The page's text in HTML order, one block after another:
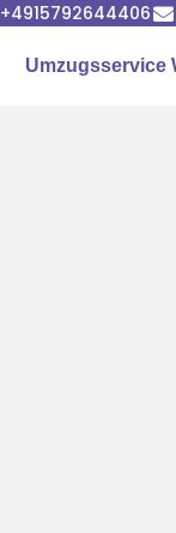
+4915792644406
Umzugsservice